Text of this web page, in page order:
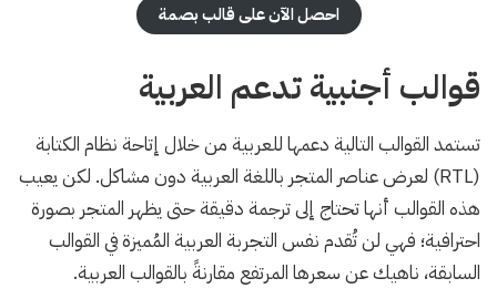
احصل الآن على قالب بصمة
قوالب أجنبية تدعم العربية
تستمد القوالب التالية دعمها للعربية من خلال إتاحة نظام الكتابة
(RTL) لعرض عناصر المتجر باللغة العربية دون مشاكل. لكن يعيب
هذه القوالب أنها تحتاج إلى ترجمة دقيقة حتى يظهر المتجر بصورة
احترافية؛ فهي لن تُقدم نفس التجربة العربية المُميزة في القوالب
السابقة، ناهيك عن سعرها المرتفع مقارنةً بالقوالب العربية.